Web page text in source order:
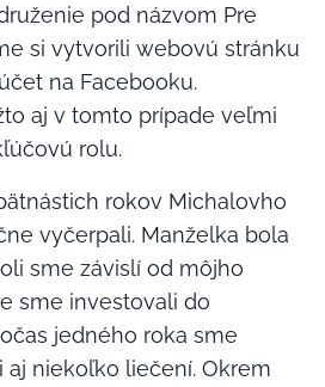
pod názvom Pre
si vytvorili webovú stránku
na Facebooku.
aj v tomto prípade veľmi
rolu.
rokov Michalovho
vyčerpali. Manželka bola
sme závislí od môjho
sme investovali do
jedného roka sme
niekoľko liečení. Okrem